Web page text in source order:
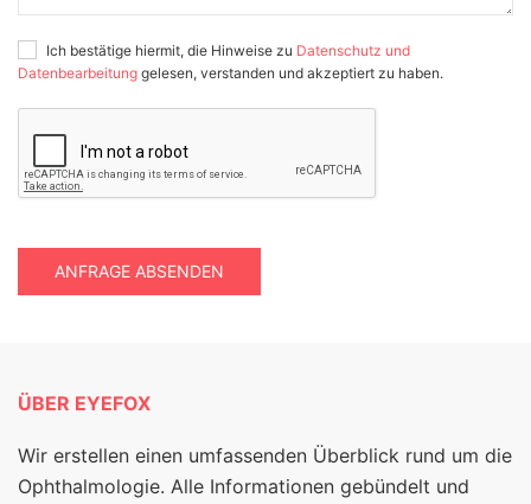
Ich bestätige hiermit, die Hinweise zu Datenschutz und
Datenbearbeitung gelesen, verstanden und akzeptiert zu haben.
ANFRAGE ABSENDEN
ÜBER EYEFOX
Wir erstellen einen umfassenden Überblick rund um die
Ophthalmologie. Alle Informationen gebündelt und